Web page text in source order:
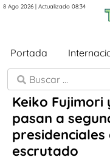
8 Ago 2026 | Actualizado 08:34
Portada
Keiko Fujimori
pasan a
presidenciales
escrutado